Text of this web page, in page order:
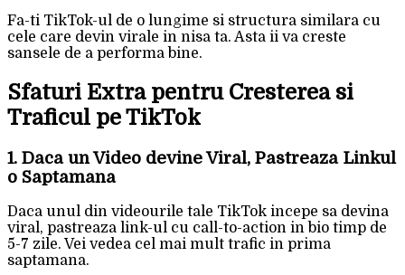
Fa-ti TikTok-ul de o lungime si structura similara cu
cele care devin virale in nisa ta. Asta ii va creste
sansele de a performa bine.
Sfaturi Extra pentru Cresterea si
Traficul pe TikTok
1. Daca un Video devine Viral, Pastreaza Linkul
o Saptamana
Daca unul din videourile tale TikTok incepe sa devina
viral, pastreaza link-ul cu call-to-action in bio timp de
5-7 zile. Vei vedea cel mai mult trafic in prima
saptamana.